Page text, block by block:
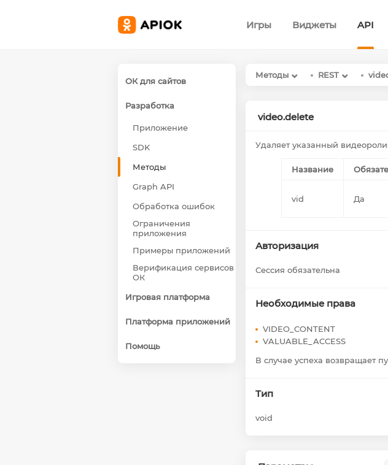
Игры Виджеты API
ОК для сайтов
Разработка
Приложение
SDK
Методы
Graph API
Обработка ошибок
Ограничения
приложения
Примеры приложений
Верификация сервисов
ОК
Игровая платформа
Платформа приложений
Помощь
Методы REST
video.delete
Удаляет указанный
Название
vid Да
Авторизация
Сессия обязательна
Необходимые права
VIDEO_CONTENT
VALUABLE_ACCESS
В случае успеха возвращает
Тип
void